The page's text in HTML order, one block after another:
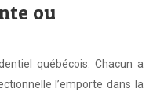
ou
québécois. Chacun a
l’emporte dans la